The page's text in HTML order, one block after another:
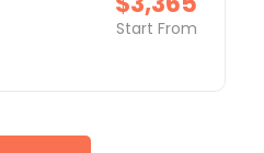
Start From